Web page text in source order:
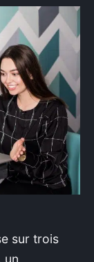
sur trois
un